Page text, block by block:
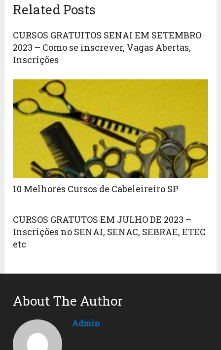
Related Posts
CURSOS GRATUITOS SENAI EM SETEMBRO
2023 – Como se inscrever, Vagas Abertas,
Inscrições
10 Melhores Cursos de Cabeleireiro SP
CURSOS GRATUTOS EM JULHO DE 2023 –
Inscrições no SENAI, SENAC, SEBRAE, ETEC
etc
About The Author
Admin